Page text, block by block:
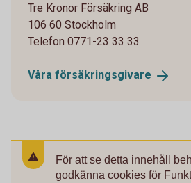
Tre Kronor Försäkring AB
106 60 Stockholm
Telefon 0771-23 33 33
Våra försäkringsgivare
För att se detta innehåll
godkänna cookies för